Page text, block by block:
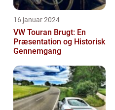
16 januar 2024
VW Touran Brugt: En
Præsentation og Historisk
Gennemgang